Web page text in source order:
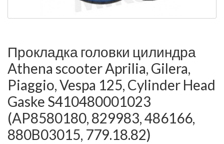
Прокладка головки цилиндра
Athena scooter Aprilia, Gilera,
Piaggio, Vespa 125, Cylinder Head
Gaske S410480001023
(AP8580180, 829983, 486166,
880B03015, 779.18.82)